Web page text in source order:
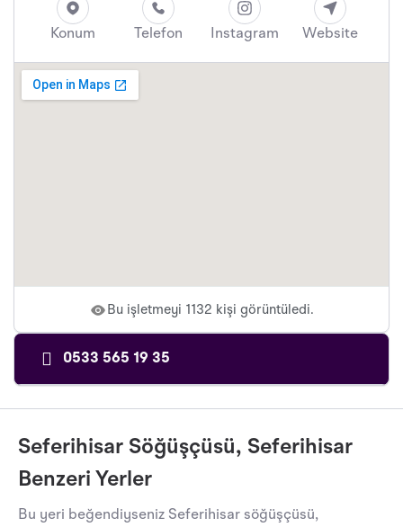
Konum Telefon Instagram Website
Bu işletmeyi 1132 kişi görüntüledi.
0533 565 19 35
Seferihisar Söğüşçüsü, Seferihisar
Benzeri Yerler
Bu yeri beğendiyseniz Seferihisar söğüşçüsü,